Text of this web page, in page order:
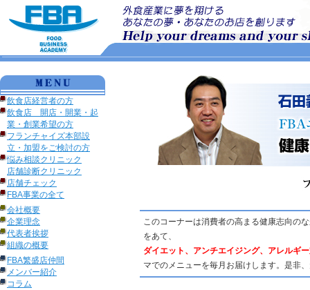
飲食店経営者の方
飲食店 開店・開業・起
業・創業希望の方
フランチャイズ本部設
立・加盟をご検討の方
悩み相談クリニック
店舗診断クリニック
店舗チェック
FBA事業の全て
会社概要
企業理念
代表者挨拶
組織の概要
FBA繁盛店仲間
メンバー紹介
コラム
このコーナーは消費者の高まる健康志向の
をあて、
ダイエット、アンチエイジング、アレルギ
マでのメニューを毎月お届けします。是非